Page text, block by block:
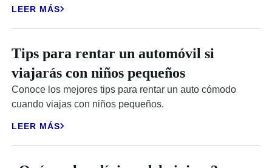
LEER MÁS
Tips para rentar un automóvil si
viajarás con niños pequeños
Conoce los mejores tips para rentar un auto cómodo
cuando viajas con niños pequeños.
LEER MÁS